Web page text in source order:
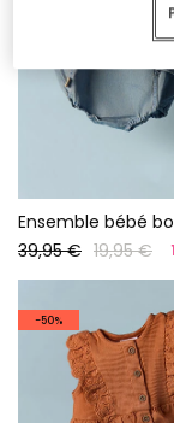
39,95 € 19,95 €
-50%